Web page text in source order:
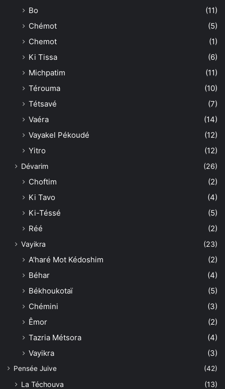
Bo
(11)
Chémot
(5)
Chemot
(1)
Ki Tissa
(6)
Michpatim
(11)
Térouma
(10)
Tétsavé
(7)
Vaéra
(14)
Vayakel Pékoudé
(12)
Yitro
(12)
Dévarim (26)
Choftim
(2)
Ki Tavo
(4)
Ki-Téssé
(5)
Réé
(2)
Vayikra (23)
A'haré Mot Kédoshim
(2)
Béhar
(4)
Békhoukotaï
(5)
Chémini
(3)
Êmor
(2)
Tazria Métsora
(4)
Vayikra
(3)
Pensée Juive (42)
La Téchouva
(13)